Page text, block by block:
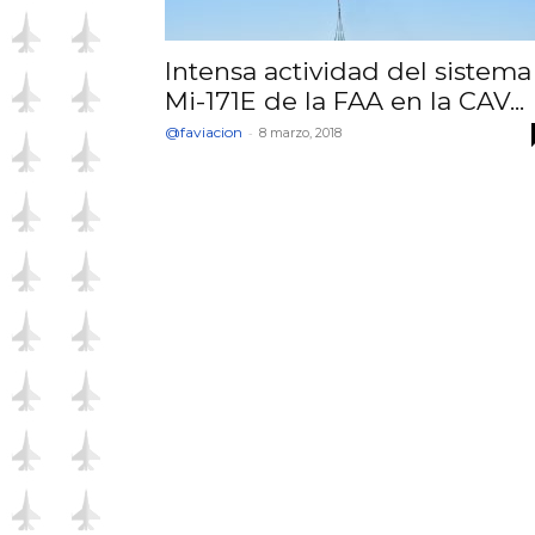
Intensa actividad del sistema
Mi-171E de la FAA en la CAV...
@faviacion - 8 marzo, 2018